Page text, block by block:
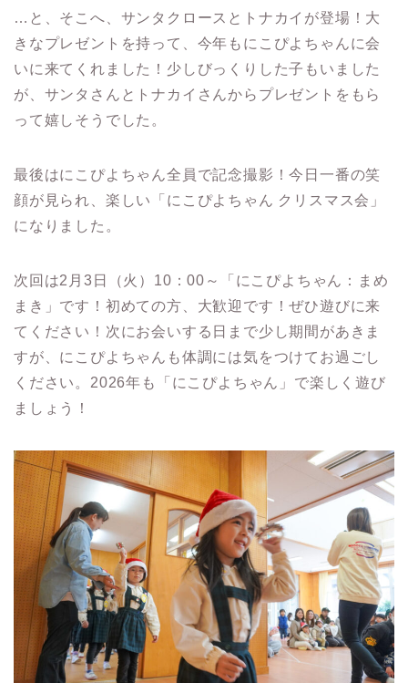
…と、そこへ、サンタクロースとトナカイが登場！大
きなプレゼントを持って、今年もにこぴよちゃんに会
いに来てくれました！少しびっくりした子もいました
が、サンタさんとトナカイさんからプレゼントをもら
って嬉しそうでした。
最後はにこぴよちゃん全員で記念撮影！今日一番の笑
顔が見られ、楽しい「にこぴよちゃん クリスマス会」
になりました。
次回は2月3日（火）10：00～「にこぴよちゃん：まめ
まき」です！初めての方、大歓迎です！ぜひ遊びに来
てください！次にお会いする日まで少し期間があきま
すが、にこぴよちゃんも体調には気をつけてお過ごし
ください。2026年も「にこぴよちゃん」で楽しく遊び
ましょう！